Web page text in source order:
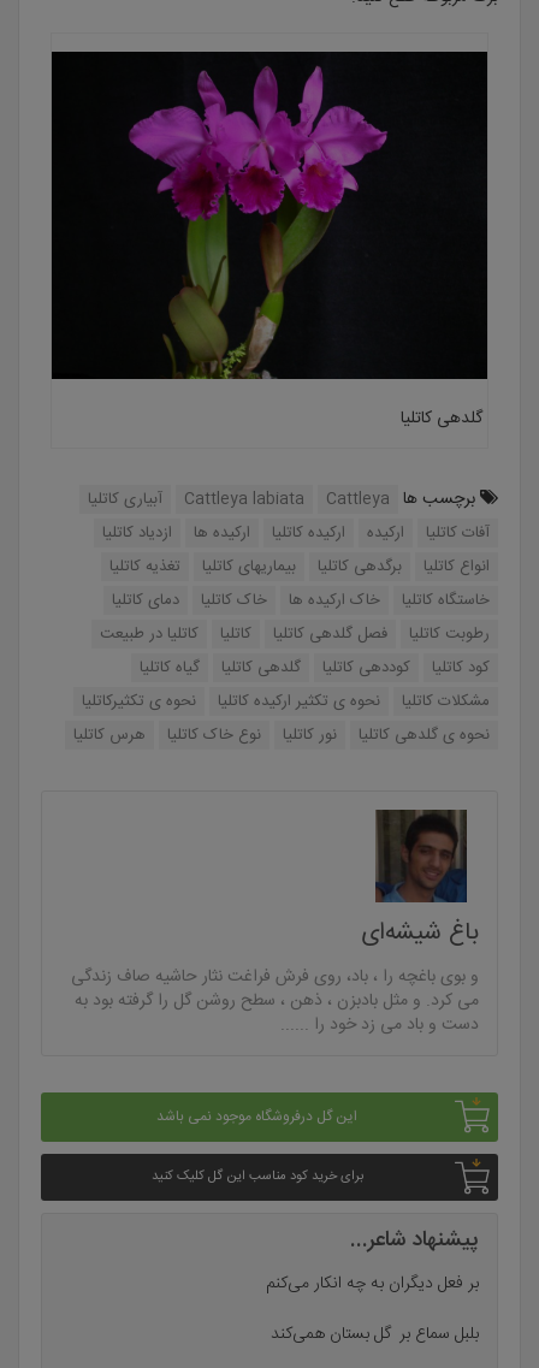
گلدهی کاتلیا
برچسب ها Cattleya
Cattleya labiata
آبیاری کاتلیا
آفات کاتلیا
ارکیده ارکیده کاتلیا ارکیده ها
ازدیاد کاتلیا
انواع کاتلیا
برگدهی کاتلیا بیماریهای کاتلیا
تغذیه کاتلیا
خاستگاه کاتلیا
خاک ارکیده ها خاک کاتلیا
دمای کاتلیا
رطوبت کاتلیا
فصل گلدهی کاتلیا کاتلیا
کاتلیا در طبیعت
کود کاتلیا
کوددهی کاتلیا گلدهی کاتلیا
گیاه کاتلیا
مشکلات کاتلیا
نحوه ی تکثیر ارکیده کاتلیا
نحوه ی تکثیرکاتلیا
نحوه ی گلدهی کاتلیا
نور کاتلیا نوع خاک کاتلیا هرس کاتلیا
باغ شیشه‌ای
و بوی باغچه را ، باد، روی فرش فراغت نثار حاشیه صاف زندگی
می کرد. و مثل بادبزن ، ذهن ، سطح روشن گل را گرفته بود به
دست و باد می زد خود را ......
این گل درفروشگاه موجود نمی باشد
برای خرید کود مناسب این گل کلیک کنید
پیشنهاد شاعر...
بر فعل دیگران به چه انکار می‌کنم
بلبل سماع بر گل بستان همی‌کند